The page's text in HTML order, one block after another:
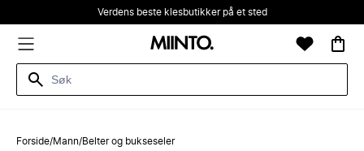
Verdens beste klesbutikker på et sted
Forside/Mann/Belter og bukseseler